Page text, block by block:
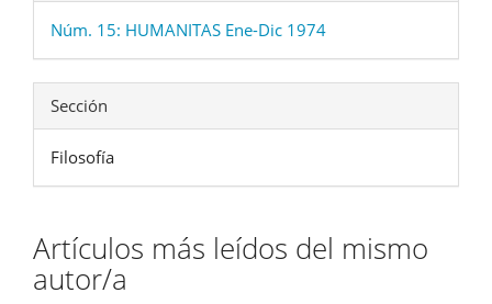
Núm. 15: HUMANITAS Ene-Dic 1974
Sección
Filosofía
Artículos más leídos del mismo
autor/a